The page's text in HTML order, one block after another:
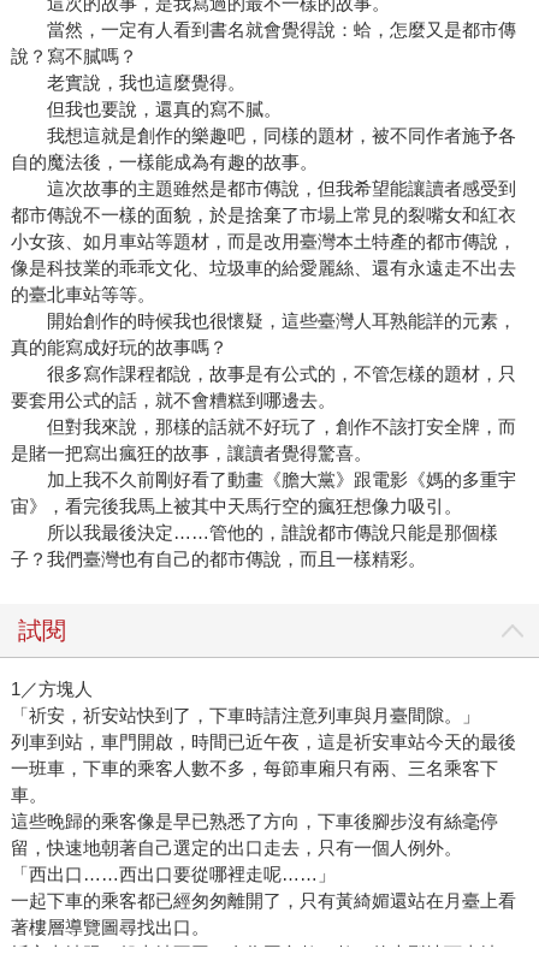
當然，一定有人看到書名就會覺得說：蛤，怎麼又是都市傳
說？寫不膩嗎？
老實說，我也這麼覺得。
但我也要說，還真的寫不膩。
我想這就是創作的樂趣吧，同樣的題材，被不同作者施予各
自的魔法後，一樣能成為有趣的故事。
這次故事的主題雖然是都市傳說，但我希望能讓讀者感受到
都市傳說不一樣的面貌，於是捨棄了市場上常見的裂嘴女和紅衣
小女孩、如月車站等題材，而是改用臺灣本土特產的都市傳說，
像是科技業的乖乖文化、垃圾車的給愛麗絲、還有永遠走不出去
的臺北車站等等。
開始創作的時候我也很懷疑，這些臺灣人耳熟能詳的元素，
真的能寫成好玩的故事嗎？
很多寫作課程都說，故事是有公式的，不管怎樣的題材，只
要套用公式的話，就不會糟糕到哪邊去。
但對我來說，那樣的話就不好玩了，創作不該打安全牌，而
是賭一把寫出瘋狂的故事，讓讀者覺得驚喜。
加上我不久前剛好看了動畫《膽大黨》跟電影《媽的多重宇
宙》，看完後我馬上被其中天馬行空的瘋狂想像力吸引。
所以我最後決定……管他的，誰說都市傳說只能是那個樣
子？我們臺灣也有自己的都市傳說，而且一樣精彩。
試閱
1／方塊人
「祈安，祈安站快到了，下車時請注意列車與月臺間隙。」
列車到站，車門開啟，時間已近午夜，這是祈安車站今天的最後
一班車，下車的乘客人數不多，每節車廂只有兩、三名乘客下
車。
這些晚歸的乘客像是早已熟悉了方向，下車後腳步沒有絲毫停
留，快速地朝著自己選定的出口走去，只有一個人例外。
「西出口……西出口要從哪裡走呢……」
一起下車的乘客都已經匆匆離開了，只有黃綺媚還站在月臺上看
著樓層導覽圖尋找出口。
祈安車站跟一般車站不同，身為國內數一數二的大型地下車站，